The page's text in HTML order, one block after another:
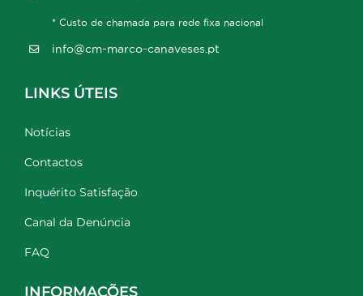
* Custo de chamada para rede fixa nacional
info@cm-marco-canaveses.pt
LINKS ÚTEIS
Notícias
Contactos
Inquérito Satisfação
Canal da Denúncia
FAQ
INFORMAÇÕES